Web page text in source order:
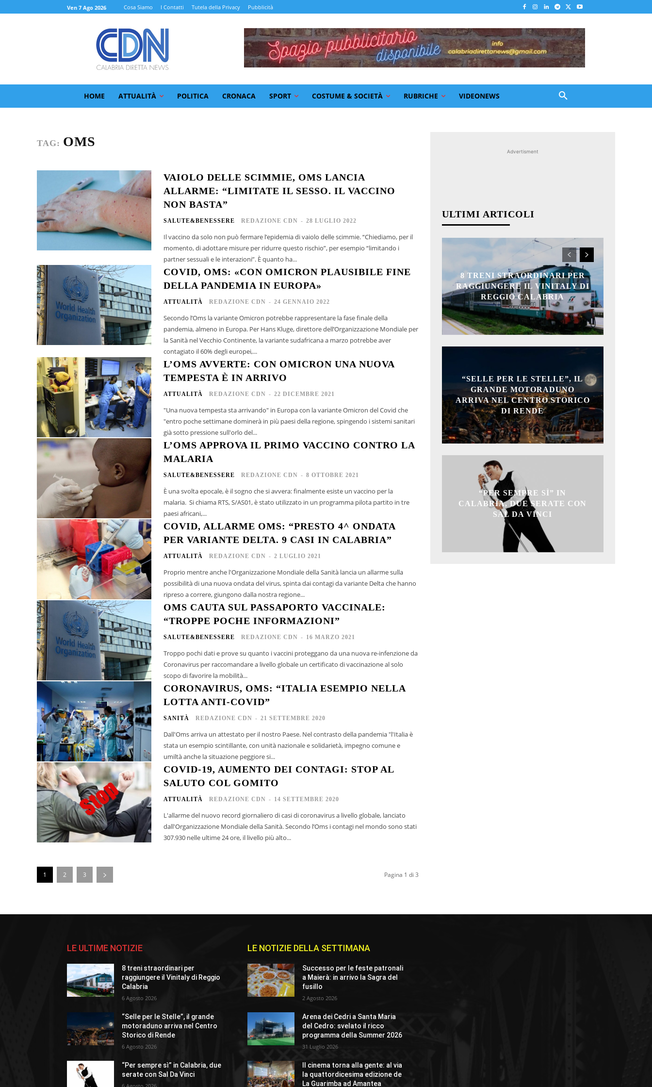
Ven 7 Ago 2026 Cosa Siamo I Contatti Tutela della Privacy Pubblicità
HOME ATTUALITÀ POLITICA CRONACA SPORT COSTUME & SOCIETÀ RUBRICHE VIDEONEWS
TAG: OMS
VAIOLO DELLE SCIMMIE, OMS LANCIA
ALLARME: “LIMITATE IL SESSO. IL VACCINO
NON BASTA”
SALUTE&BENESSERE REDAZIONE CDN - 28 LUGLIO 2022
Il vaccino da solo non può fermare l’epidemia di vaiolo delle scimmie. “Chiediamo, per il
momento, di adottare misure per ridurre questo rischio”, per esempio “limitando i
partner sessuali e le interazioni”. È quanto ha...
COVID, OMS: «CON OMICRON PLAUSIBILE FINE
DELLA PANDEMIA IN EUROPA»
ATTUALITÀ REDAZIONE CDN - 24 GENNAIO 2022
Secondo l’Oms la variante Omicron potrebbe rappresentare la fase finale della
pandemia, almeno in Europa. Per Hans Kluge, direttore dell’Organizzazione Mondiale per
la Sanità nel Vecchio Continente, la variante sudafricana a marzo potrebbe aver
contagiato il 60% degli europei,...
L’OMS AVVERTE: CON OMICRON UNA NUOVA
TEMPESTA È IN ARRIVO
ATTUALITÀ REDAZIONE CDN - 22 DICEMBRE 2021
"Una nuova tempesta sta arrivando" in Europa con la variante Omicron del Covid che
"entro poche settimane dominerà in più paesi della regione, spingendo i sistemi sanitari
già sotto pressione sull'orlo del...
L’OMS APPROVA IL PRIMO VACCINO CONTRO LA
MALARIA
SALUTE&BENESSERE REDAZIONE CDN - 8 OTTOBRE 2021
È una svolta epocale, è il sogno che si avvera: finalmente esiste un vaccino per la
malaria. Si chiama RTS, S/AS01, è stato utilizzato in un programma pilota partito in tre
paesi africani,...
COVID, ALLARME OMS: “PRESTO 4^ ONDATA
PER VARIANTE DELTA. 9 CASI IN CALABRIA”
ATTUALITÀ REDAZIONE CDN - 2 LUGLIO 2021
Proprio mentre anche l'Organizzazione Mondiale della Sanità lancia un allarme sulla
possibilità di una nuova ondata del virus, spinta dai contagi da variante Delta che hanno
ripreso a correre, giungono dalla nostra regione...
OMS CAUTA SUL PASSAPORTO VACCINALE:
“TROPPE POCHE INFORMAZIONI”
SALUTE&BENESSERE REDAZIONE CDN - 16 MARZO 2021
Troppo pochi dati e prove su quanto i vaccini proteggano da una nuova re-infenzione da
Coronavirus per raccomandare a livello globale un certificato di vaccinazione al solo
scopo di favorire la mobilità...
CORONAVIRUS, OMS: “ITALIA ESEMPIO NELLA
LOTTA ANTI-COVID”
SANITÀ REDAZIONE CDN - 21 SETTEMBRE 2020
Dall'Oms arriva un attestato per il nostro Paese. Nel contrasto della pandemia "l'Italia è
stata un esempio scintillante, con unità nazionale e solidarietà, impegno comune e
umiltà anche la situazione peggiore si...
COVID-19, AUMENTO DEI CONTAGI: STOP AL
SALUTO COL GOMITO
ATTUALITÀ REDAZIONE CDN - 14 SETTEMBRE 2020
L'allarme del nuovo record giornaliero di casi di coronavirus a livello globale, lanciato
dall'Organizzazione Mondiale della Sanità. Secondo l’Oms i contagi nel mondo sono stati
307.930 nelle ultime 24 ore, il livello più alto...
1 2 3 Pagina 1 di 3
Advertisment
ULTIMI ARTICOLI
8 TRENI STRAORDINARI PER
RAGGIUNGERE IL VINITALY DI
REGGIO CALABRIA
“SELLE PER LE STELLE”, IL
GRANDE MOTORADUNO
ARRIVA NEL CENTRO STORICO
DI RENDE
“PER SEMPRE SÌ” IN
CALABRIA, DUE SERATE CON
SAL DA VINCI
LE ULTIME NOTIZIE
8 treni straordinari per
raggiungere il Vinitaly di Reggio
Calabria
6 Agosto 2026
“Selle per le Stelle”, il grande
motoraduno arriva nel Centro
Storico di Rende
6 Agosto 2026
“Per sempre sì” in Calabria, due
serate con Sal Da Vinci
LE NOTIZIE DELLA SETTIMANA
Successo per le feste patronali
a Maierà: in arrivo la Sagra del
fusillo
2 Agosto 2026
Arena dei Cedri a Santa Maria
del Cedro: svelato il ricco
programma della Summer 2026
31 Luglio 2026
Il cinema torna alla gente: al via
la quattordicesima edizione de
La Guarimba ad Amantea